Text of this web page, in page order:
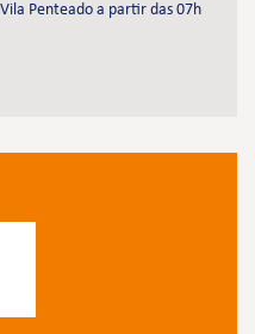
Penteado a partir das 07h